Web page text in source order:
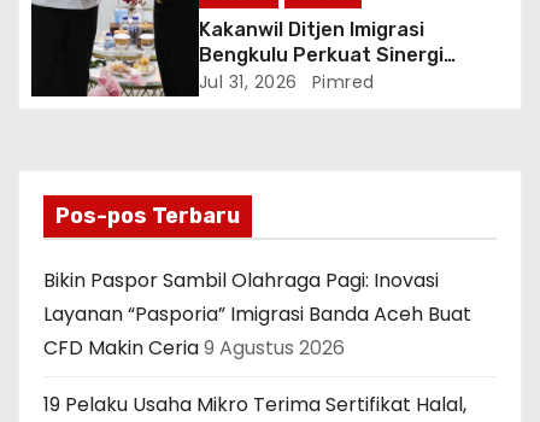
Kakanwil Ditjen Imigrasi
Bengkulu Perkuat Sinergi
Penegakan Hukum Melalui
Jul 31, 2026 Pimred
Pos-pos Terbaru
Bikin Paspor Sambil Olahraga Pagi: Inovasi
Layanan “Pasporia” Imigrasi Banda Aceh Buat
CFD Makin Ceria9 Agustus 2026
19 Pelaku Usaha Mikro Terima Sertifikat Halal,